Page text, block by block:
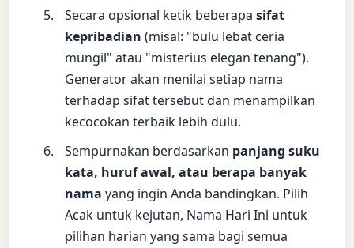
Secara opsional ketik beberapasifat
kepribadian (misal: "bulu lebat ceria
mungil" atau "misterius elegan tenang").
Generator akan menilai setiap nama
terhadap sifat tersebut dan menampilkan
kecocokan terbaik lebih dulu.
Sempurnakan berdasarkan panjang suku
kata, huruf awal, atau berapa banyak
nama yang ingin Anda bandingkan. Pilih
Acak untuk kejutan, Nama Hari Ini untuk
pilihan harian yang sama bagi semua